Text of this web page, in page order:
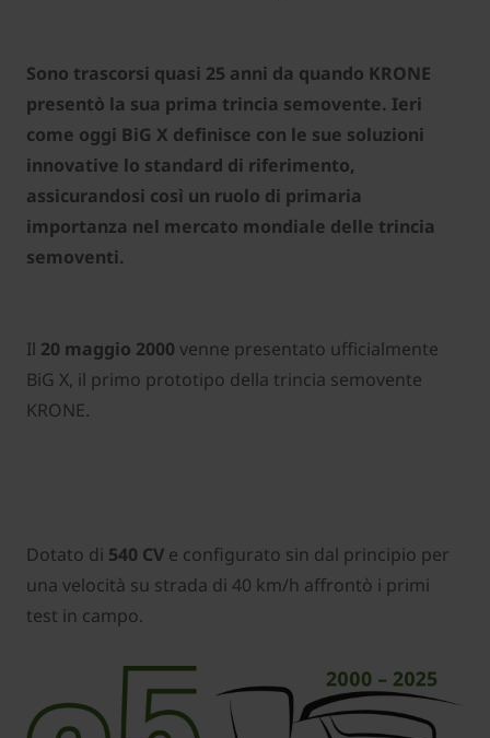
Sono trascorsi quasi 25 anni da quando KRONE
presentò la sua prima trincia semovente. Ieri
come oggi BiG X definisce con le sue soluzioni
innovative lo standard di riferimento,
assicurandosi così un ruolo di primaria
importanza nel mercato mondiale delle trincia
semoventi.
Il 20 maggio 2000 venne presentato ufficialmente
BiG X, il primo prototipo della trincia semovente
KRONE.
Dotato di 540 CV e configurato sin dal principio per
una velocità su strada di 40 km/h affrontò i primi
test in campo.